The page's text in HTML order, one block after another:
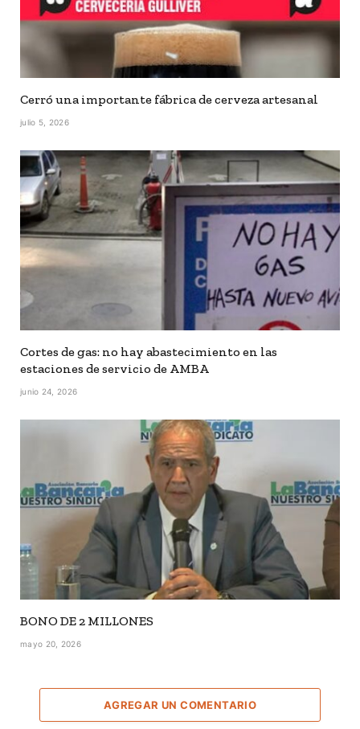
Cerró una importante fábrica de cerveza artesanal
julio 5, 2026
Cortes de gas: no hay abastecimiento en las
estaciones de servicio de AMBA
junio 24, 2026
BONO DE 2 MILLONES
mayo 20, 2026
AGREGAR UN COMENTARIO